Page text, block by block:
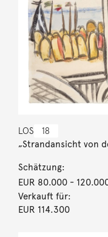
LOS 18
„Strandansicht von
Schätzung:
EUR 80.000-
Verkauft für:
EUR 114.300